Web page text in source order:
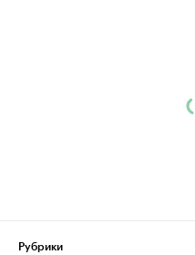
Рубрики